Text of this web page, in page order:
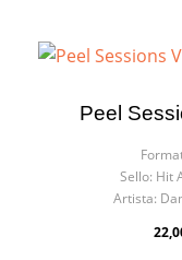
Peel
Sello: Hit
Artista: